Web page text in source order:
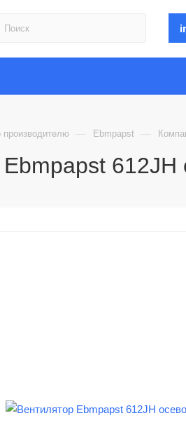
производителю — Ebmpapst —
612JH